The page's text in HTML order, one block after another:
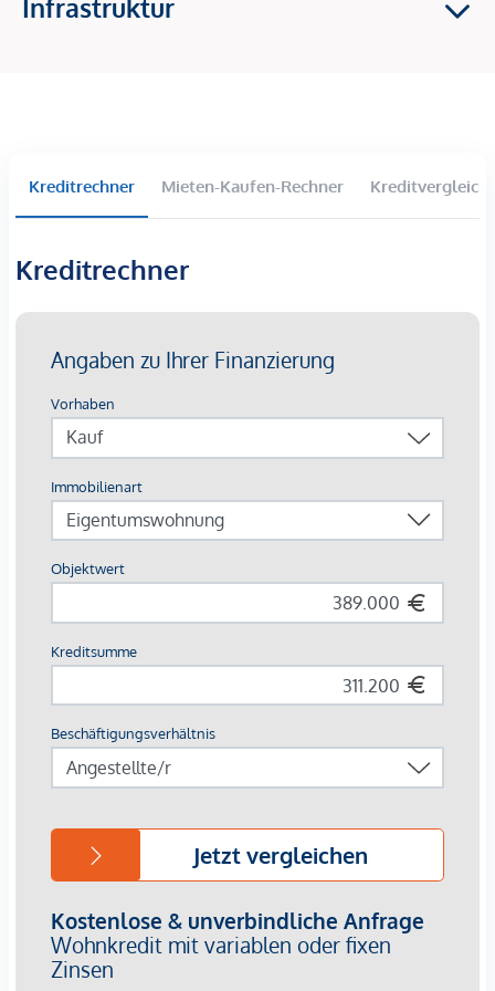
2-4 Zimmer Wohnungen
Die Ausstattung:
Betonkernaktivierung auf Basis von Fernwärme mit
Wärmerückgewinnungskonzept
außenliegender Sonnenschutz mittels elektrisch
bedienbarer Raffstores
3-Scheiben-Verglaste Kunststofffenster mit
Aluminium-Deckschalen
Walk-In-Duschen mit Glastrennwand bzw.
Badewannen, je nach Grundriss
Eichenparkett in den Wohnräumen
Fliesen in Bad, WC und Abstellräumen
Die Lage:
Die Lage überzeugt mit kurzen Wegen und hoher
Alltagstauglichkeit. Für Wege mit dem Fahrrad bietet der
ca. 10 Minuten mit dem Rad erreichbar. Attraktive Geh- und
Radverbindungen machen das Umfeld zusätzlich besonders
Die öffentliche Verkehrsanbindung ist ebenfalls sehr gut:
Über die Straßenbahnlinie 4 bestehen direkte
Hauptbahnhof, Hauptplatz/Congress und Jakominiplatz. Der
Graz Hauptbahnhof ist in rund 5 Minuten, der
Infrastruktur
Kreditrechner Mieten-Kaufen-Rechner Kreditvergleich
Kreditrechner